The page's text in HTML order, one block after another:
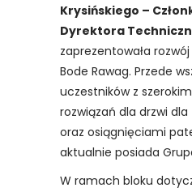
Krysińskiego –
Dyrektora
zaprezentowała
Bode Rawag. Przede
uczestników z
rozwiązań dla drzwi
oraz osiągnięciami
aktualnie posiada
W ramach bloku